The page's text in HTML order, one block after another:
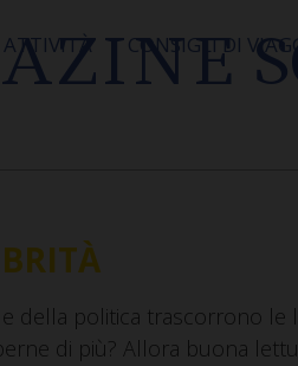
ATTIVITÀ CONSIGLI DI
della politica trascorrono le
di più? Allora buona